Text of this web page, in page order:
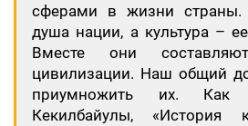
сферами в жизни страны.
душа нации, а культура –
Вместе они
цивилизации. Наш общий
приумножить их. Как
Кекилбайулы, «История